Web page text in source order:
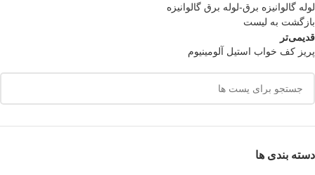
لوله گالوانیزه برق-لوله برق گالوانیزه
بازگشت به لیست
قدیمی‌تر
پريز كف خواب استيل آلومينيوم
دسته بندی ها